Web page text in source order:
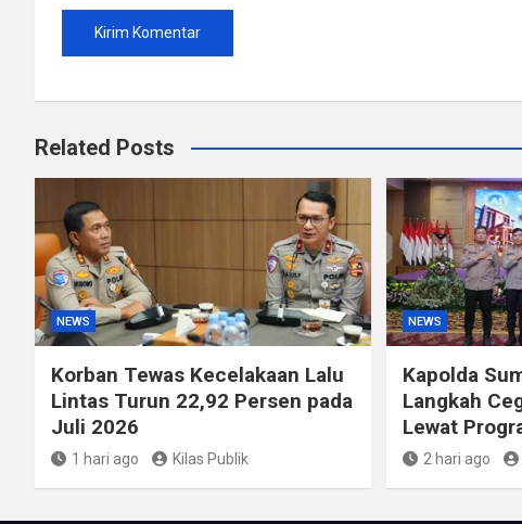
Related Posts
NEWS
Korban Tewas Kecelakaan Lalu
Lintas Turun 22,92 Persen pada
Juli 2026
1 hari ago Kilas Publik
NEWS
Kapolda
Langkah
Lewat
2 hari ago